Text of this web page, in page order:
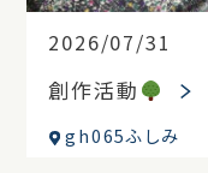
2026/07/31
創作活動
gh065ふしみ